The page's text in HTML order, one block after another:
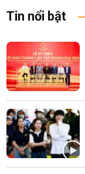
Tin nổi bật